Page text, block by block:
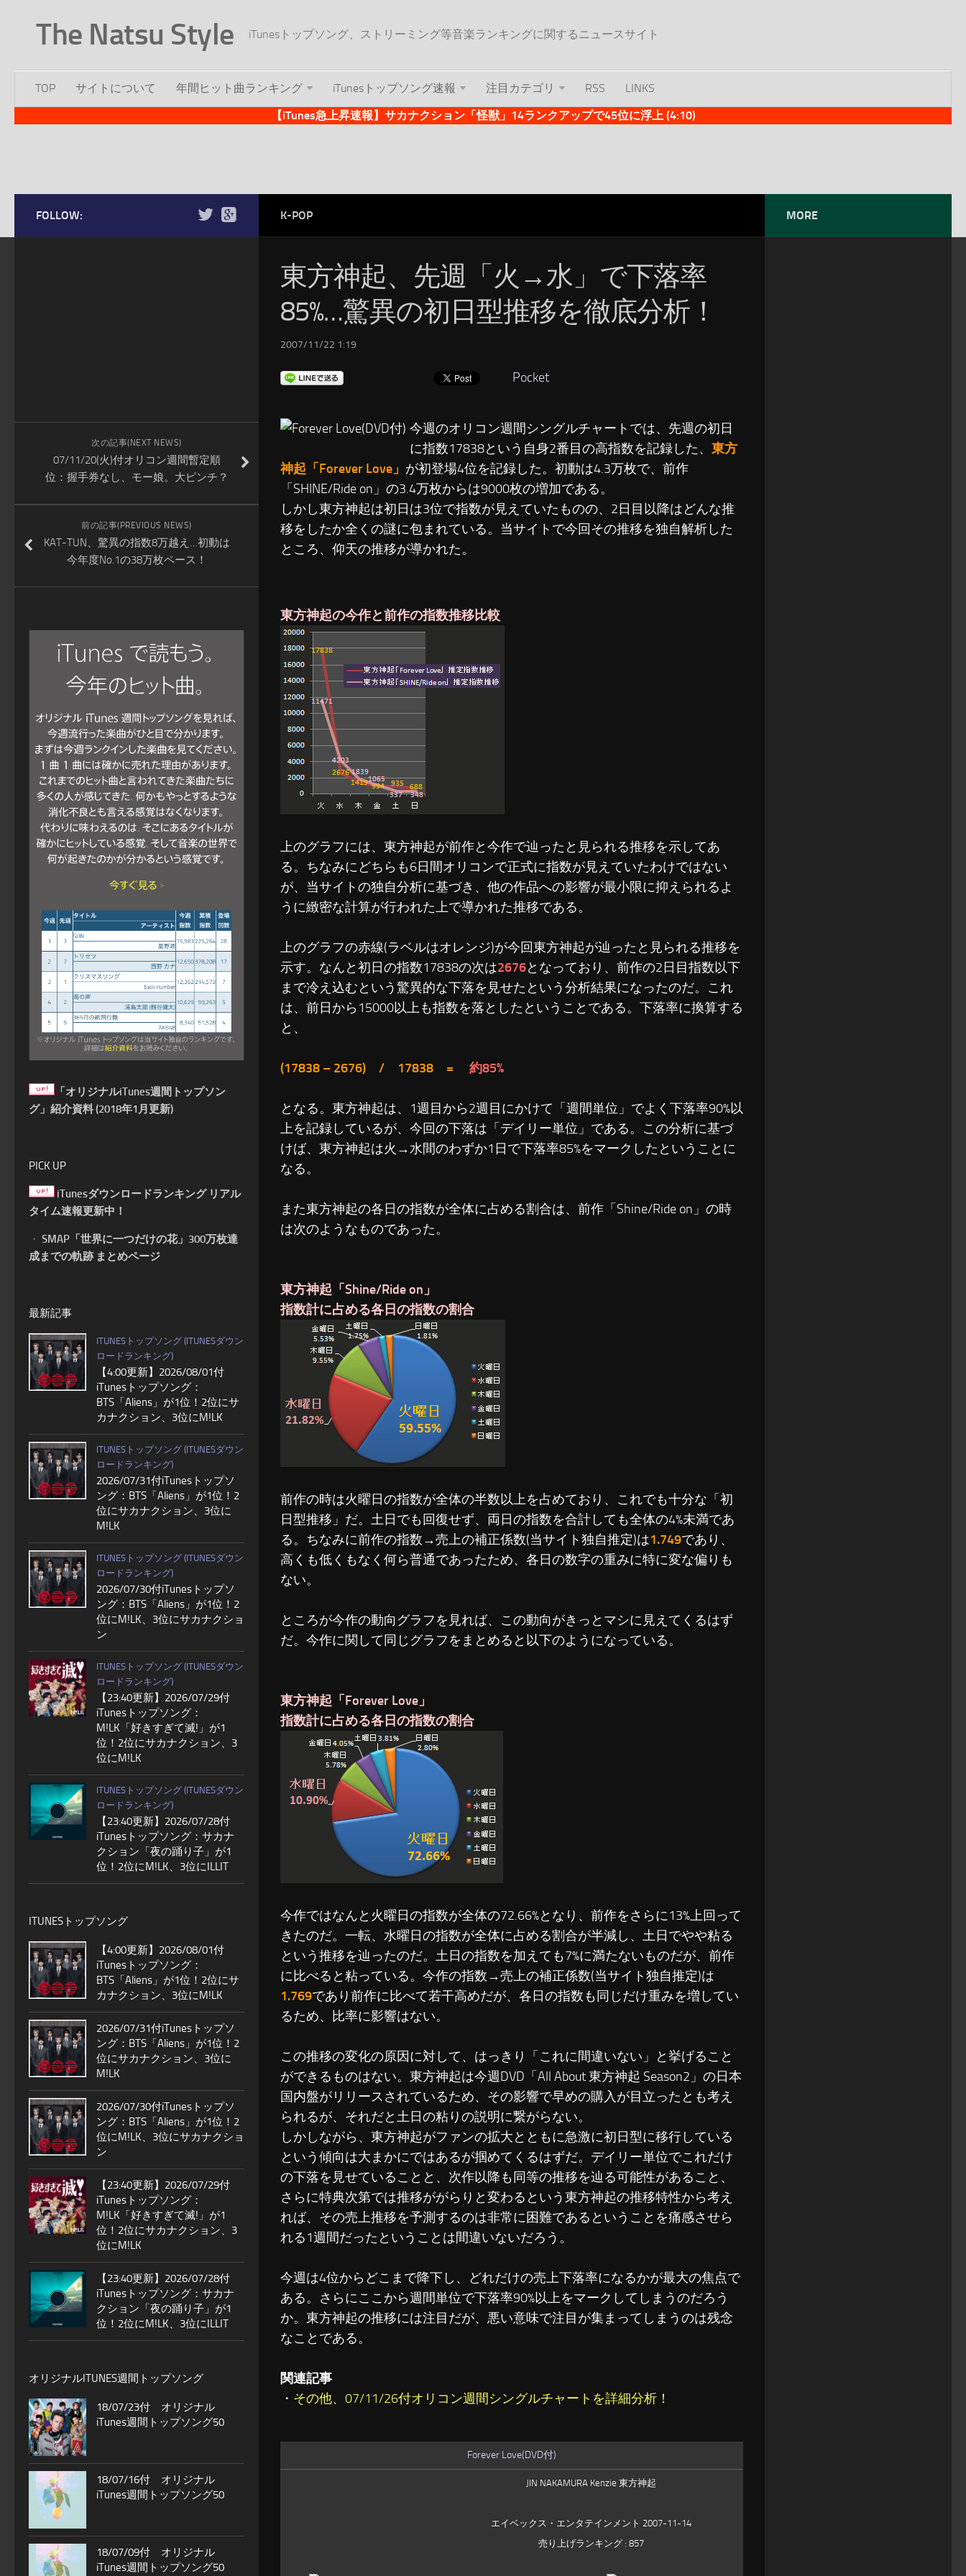
The Natsu Style iTunesトップソング、ストリーミング等音楽ランキングに関するニュースサイト
TOP サイトについて 年間ヒット曲ランキング iTunesトップソング速報 注目カテゴリ RSS
LINKS
【iTunes急上昇速報】サカナクション「怪獣」14ランクアップで45位に浮上 (4:10)
K-POP
東方神起、先週「火→水」で下落率
85%…驚異の初日型推移を徹底分析！
2007/11/22 1:19
Pocket
今週のオリコン週間シングルチャートでは、先週の初日
に指数17838という自身2番目の高指数を記録した、 東方
神起「Forever Love」 が初登場4位を記録した。初動は4.3万枚で、前作
「SHINE/Ride on」の3.4万枚からは9000枚の増加である。
しかし東方神起は初日は3位で指数が見えていたものの、2日目以降はどんな推
移をしたか全くの謎に包まれている。当サイトで今回その推移を独自解析した
ところ、仰天の推移が導かれた。
東方神起の今作と前作の指数推移比較
上のグラフには、東方神起が前作と今作で辿ったと見られる推移を示してあ
る。ちなみにどちらも6日間オリコンで正式に指数が見えていたわけではない
が、当サイトの独自分析に基づき、他の作品への影響が最小限に抑えられるよ
うに緻密な計算が行われた上で導かれた推移である。
上のグラフの赤線(ラベルはオレンジ)が今回東方神起が辿ったと見られる推移を
示す。なんと初日の指数17838の次は2676となっており、前作の2日目指数以下
まで冷え込むという驚異的な下落を見せたという分析結果になったのだ。これ
は、前日から15000以上も指数を落としたということである。下落率に換算する
と、
(17838 – 2676) / 17838 = 約85%
となる。東方神起は、1週目から2週目にかけて「週間単位」でよく下落率90%以
上を記録しているが、今回の下落は「デイリー単位」である。この分析に基づ
けば、東方神起は火→水間のわずか1日で下落率85%をマークしたということに
なる。
また東方神起の各日の指数が全体に占める割合は、前作「Shine/Ride on」の時
は次のようなものであった。
東方神起「Shine/Ride on」
指数計に占める各日の指数の割合
前作の時は火曜日の指数が全体の半数以上を占めており、これでも十分な「初
日型推移」だ。土日でも回復せず、両日の指数を合計しても全体の4%未満であ
る。ちなみに前作の指数→売上の補正係数(当サイト独自推定)は1.749であり、
高くも低くもなく何ら普通であったため、各日の数字の重みに特に変な偏りも
ない。
ところが今作の動向グラフを見れば、この動向がきっとマシに見えてくるはず
だ。今作に関して同じグラフをまとめると以下のようになっている。
東方神起「Forever Love」
指数計に占める各日の指数の割合
今作ではなんと火曜日の指数が全体の72.66%となり、前作をさらに13%上回って
きたのだ。一転、水曜日の指数が全体に占める割合が半減し、土日でやや粘る
という推移を辿ったのだ。土日の指数を加えても7%に満たないものだが、前作
に比べると粘っている。今作の指数→売上の補正係数(当サイト独自推定)は
1.769であり前作に比べて若干高めだが、各日の指数も同じだけ重みを増してい
るため、比率に影響はない。
この推移の変化の原因に対して、はっきり「これに間違いない」と挙げること
ができるものはない。東方神起は今週DVD「All About 東方神起 Season2」の日本
国内盤がリリースされているため、その影響で早めの購入が目立ったとも考え
られるが、それだと土日の粘りの説明に繋がらない。
しかしながら、東方神起がファンの拡大とともに急激に初日型に移行している
という傾向は大まかにではあるが掴めてくるはずだ。デイリー単位でこれだけ
の下落を見せていることと、次作以降も同等の推移を辿る可能性があること、
さらに特典次第では推移ががらりと変わるという東方神起の推移特性から考え
れば、その売上推移を予測するのは非常に困難であるということを痛感させら
れる1週間だったということは間違いないだろう。
今週は4位からどこまで降下し、どれだけの売上下落率になるかが最大の焦点で
ある。さらにここから週間単位で下落率90%以上をマークしてしまうのだろう
か。東方神起の推移には注目だが、悪い意味で注目が集まってしまうのは残念
なことである。
関連記事
・ その他、07/11/26付オリコン週間シングルチャートを詳細分析！
Forever Love(DVD付)
JIN NAKAMURA Kenzie 東方神起
エイベックス・エンタテインメント 2007-11-14
売り上げランキング : 857
FOLLOW:
次の記事(NEXT NEWS)
07/11/20(火)付オリコン週間暫定順
位：握手券なし、モー娘。大ピンチ？
前の記事(PREVIOUS NEWS)
KAT-TUN、驚異の指数8万越え…初動は
今年度No.1の38万枚ペース！
「オリジナルiTunes週間トップソン
グ」紹介資料 (2018年1月更新)
PICK UP
iTunesダウンロードランキング リアル
タイム速報更新中！
・ SMAP「世界に一つだけの花」300万枚達
成までの軌跡 まとめページ
最新記事
ITUNESトップソング (ITUNESダウン
ロードランキング)
【4:00更新】2026/08/01付
iTunesトップソング：
BTS「Aliens」が1位！2位にサ
カナクション、3位にM!LK
ITUNESトップソング (ITUNESダウン
ロードランキング)
2026/07/31付iTunesトップソ
ング：BTS「Aliens」が1位！2
位にサカナクション、3位に
M!LK
ITUNESトップソング (ITUNESダウン
ロードランキング)
2026/07/30付iTunesトップソ
ング：BTS「Aliens」が1位！2
位にM!LK、3位にサカナクショ
ン
ITUNESトップソング (ITUNESダウン
ロードランキング)
【23:40更新】2026/07/29付
iTunesトップソング：
M!LK「好きすぎて滅!」が1
位！2位にサカナクション、3
位にM!LK
ITUNESトップソング (ITUNESダウン
ロードランキング)
【23:40更新】2026/07/28付
iTunesトップソング：サカナ
クション「夜の踊り子」が1
位！2位にM!LK、3位にILLIT
ITUNESトップソング
【4:00更新】2026/08/01付
iTunesトップソング：
BTS「Aliens」が1位！2位にサ
カナクション、3位にM!LK
2026/07/31付iTunesトップソ
ング：BTS「Aliens」が1位！2
位にサカナクション、3位に
M!LK
2026/07/30付iTunesトップソ
ング：BTS「Aliens」が1位！2
位にM!LK、3位にサカナクショ
ン
【23:40更新】2026/07/29付
iTunesトップソング：
M!LK「好きすぎて滅!」が1
位！2位にサカナクション、3
位にM!LK
【23:40更新】2026/07/28付
iTunesトップソング：サカナ
クション「夜の踊り子」が1
位！2位にM!LK、3位にILLIT
オリジナルITUNES週間トップソング
18/07/23付 オリジナル
iTunes週間トップソング50
18/07/16付 オリジナル
iTunes週間トップソング50
18/07/09付 オリジナル
iTunes週間トップソング50
MORE